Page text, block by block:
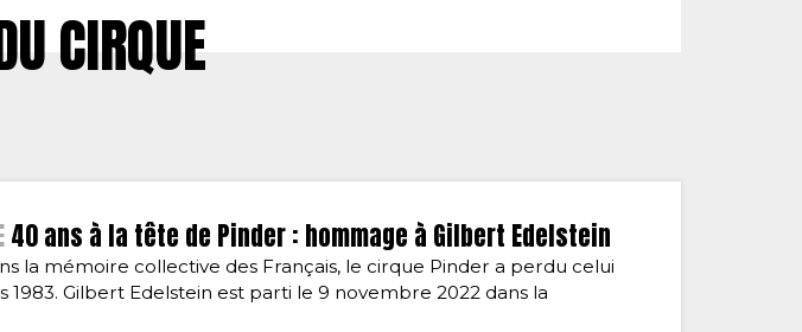
CIRQUE
40 ans à la tête de Pinder : hommage à Gilbert Edelstein
la mémoire collective des Français, le cirque Pinder a perdu celui
1983. Gilbert Edelstein est parti le 9 novembre 2022 dans la